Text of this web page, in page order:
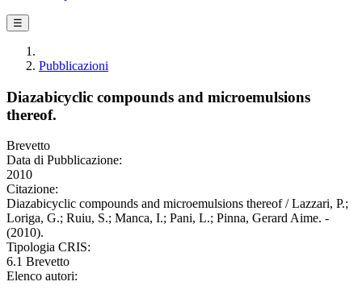
☰
Pubblicazioni
Diazabicyclic compounds and microemulsions
thereof.
Brevetto
Data di Pubblicazione:
2010
Citazione:
Diazabicyclic compounds and microemulsions thereof / Lazzari, P.;
Loriga, G.; Ruiu, S.; Manca, I.; Pani, L.; Pinna, Gerard Aime. -
(2010).
Tipologia CRIS:
6.1 Brevetto
Elenco autori: